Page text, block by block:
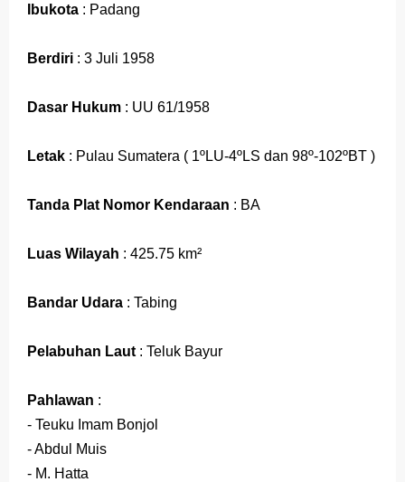
Ibukota : Padang
Berdiri : 3 Juli 1958
Dasar Hukum : UU 61/1958
Letak : Pulau Sumatera ( 1ºLU-4ºLS dan 98º-102ºBT )
Tanda Plat Nomor Kendaraan : BA
Luas Wilayah : 425.75 km²
Bandar Udara : Tabing
Pelabuhan Laut : Teluk Bayur
Pahlawan :
- Teuku Imam Bonjol
- Abdul Muis
- M. Hatta